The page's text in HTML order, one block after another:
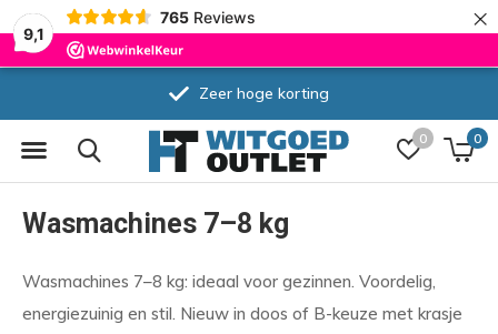
9,1
765 Reviews ×
0 0
Zeer hoge korting
Wasmachines 7–8 kg
Wasmachines 7–8 kg: ideaal voor gezinnen. Voordelig,
energiezuinig en stil. Nieuw in doos of B-keuze met krasje